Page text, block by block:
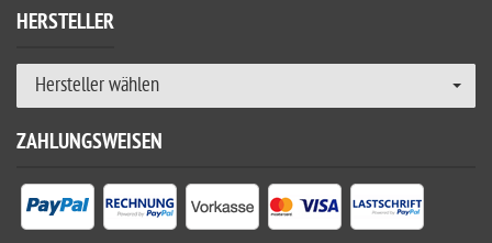
HERSTELLER
Hersteller wählen
ZAHLUNGSWEISEN